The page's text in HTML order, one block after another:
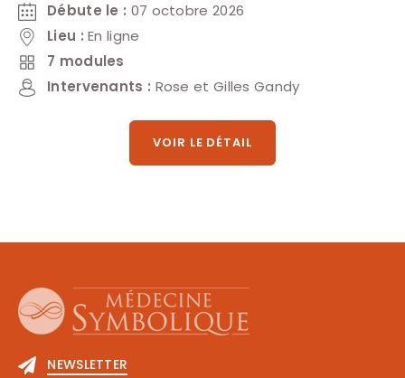
Débute le : 07 octobre 2026
Lieu :En ligne
7 modules
Intervenants : Rose et Gilles Gandy
VOIR LE DÉTAIL
NEWSLETTER